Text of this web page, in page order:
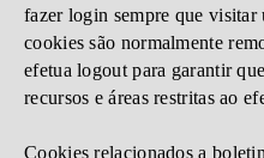
fazer login sempre que visitar
cookies são normalmente
efetua logout para garantir
recursos e áreas restritas ao
Cookies relacionados a